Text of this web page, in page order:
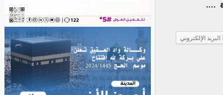
….
البريد الإلكتروني